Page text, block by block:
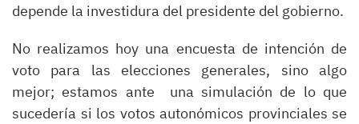
depende la investidura del presidente del gobierno.
No realizamos hoy una encuesta de intención de
voto para las elecciones generales, sino algo
mejor; estamos ante una simulación de lo que
sucedería si los votos autonómicos provinciales se